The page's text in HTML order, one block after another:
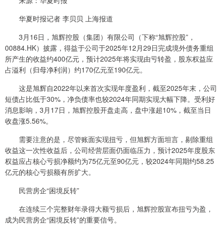
华夏时报记者 李贝贝 上海报道
3月16日，旭辉控股（集团）有限公司（下称“旭辉控股”，
00884.HK）披露，得益于公司于2025年12月29日完成境外债务重组
所产生的收益约400亿元，预计2025年将实现由亏转盈，股东权益应
占溢利（归母净利润）约170亿元至190亿元。
这是旭辉自2022年以来首次实现年度盈利，截至2025年末，公司
短债占比低于30%，净负债率也较2024年同期实现大幅下降。受利好
消息影响，3月17日，旭辉控股开盘走高，盘中涨超10%，截至当日
收盘涨5.56%。
需要注意的是，尽管账面实现扭亏，但旭辉方面坦言，剔除重组
收益这一次性收益后，公司经营层面仍面临压力，预计2025年度股东
权益应占核心亏损净额约为75亿元至90亿元，较2024年同期约58.25
亿元的核心亏损额有所扩大。
民营房企“困境反转”
在连续三个完整财年录得大额亏损后，旭辉控股宣布扭亏为盈，
成为民营房企“困境反转”的重要信号。